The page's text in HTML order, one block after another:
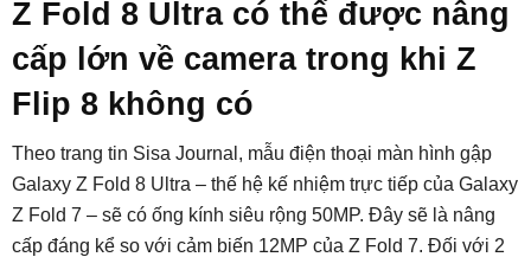
Z Fold 8 Ultra có thể được nâng
cấp lớn về camera trong khi Z
Flip 8 không có
Theo trang tin Sisa Journal, mẫu điện thoại màn hình gập
Galaxy Z Fold 8 Ultra – thế hệ kế nhiệm trực tiếp của Galaxy
Z Fold 7 – sẽ có ống kính siêu rộng 50MP. Đây sẽ là nâng
cấp đáng kể so với cảm biến 12MP của Z Fold 7. Đối với 2